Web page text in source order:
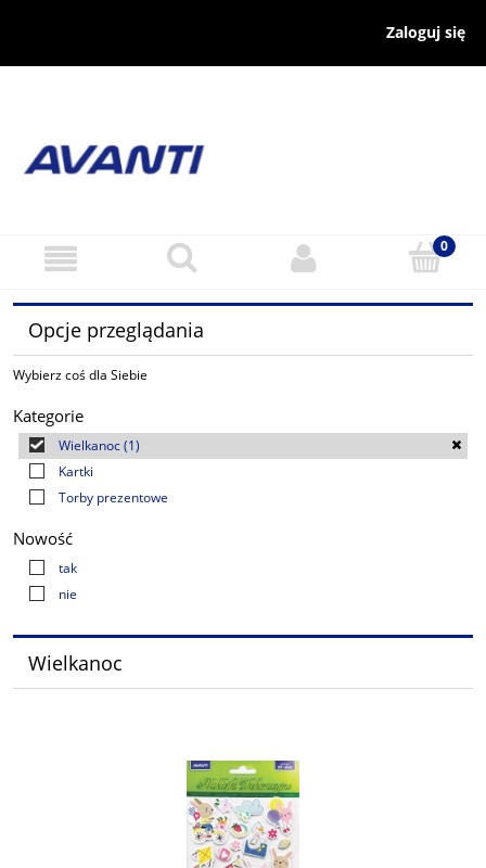
Zaloguj się
Opcje przeglądania
Wybierz coś dla Siebie
Kategorie
Wielkanoc(1)
Kartki
Torby prezentowe
Nowość
tak
nie
Wielkanoc